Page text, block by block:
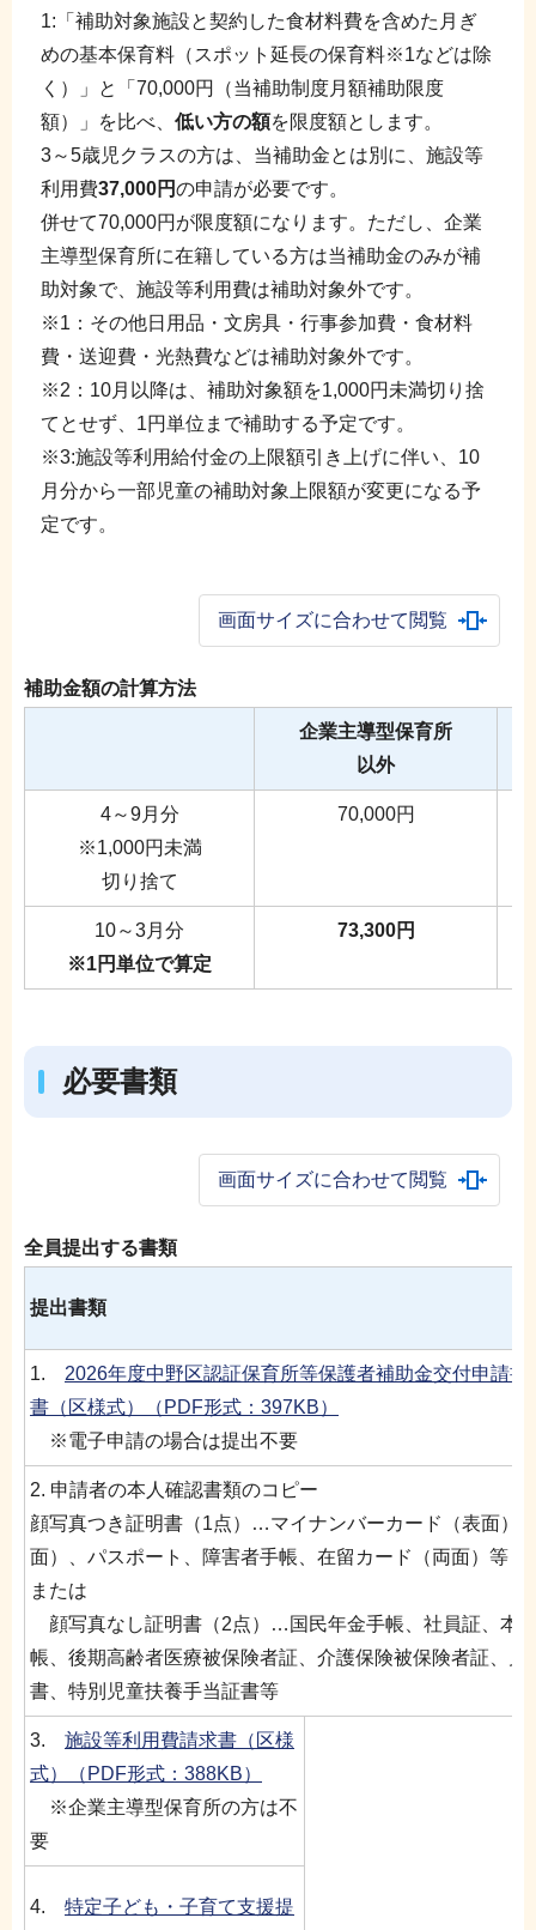
1:「補助対象施設と契約した食材料費を含めた月ぎ
めの基本保育料（スポット延長の保育料※1などは除
く）」と「70,000円（当補助制度月額補助限度
額）」を比べ、 低い方の額を限度額とします。
3～5歳児クラスの方は、当補助金とは別に、施設等
利用費37,000円の申請が必要です。
併せて70,000円が限度額になります。ただし、企業
主導型保育所に在籍している方は当補助金のみが補
助対象で、施設等利用費は補助対象外です。
※1：その他日用品・文房具・行事参加費・食材料
費・送迎費・光熱費などは補助対象外です。
※2：10月以降は、補助対象額を1,000円未満切り捨
てとせず、1円単位まで補助する予定です。
※3:施設等利用給付金の上限額引き上げに伴い、10
月分から一部児童の補助対象上限額が変更になる予
定です。
画面サイズに合わせて閲覧
補助金額の計算方法
企業主導型保育所
以外
4～9月分
※1,000円未満
切り捨て
70,000円
10～3月分
※1円単位で算定
73,300円
必要書類
画面サイズに合わせて閲覧
全員提出する書類
提出書類
1. 2026年度中野区認証保育所等保護者補助金交付申請書
書（区様式）（PDF形式：397KB）
※電子申請の場合は提出不要
2. 申請者の本人確認書類のコピー
顔写真つき証明書（1点）…マイナンバーカード（表面）
面）、パスポート、障害者手帳、在留カード（両面）等
または
顔写真なし証明書（2点）…国民年金手帳、社員証、本
帳、後期高齢者医療被保険者証、介護保険被保険者証、児
書、特別児童扶養手当証書等
3. 施設等利用費請求書（区様
式）（PDF形式：388KB）
※企業主導型保育所の方は不
要
4. 特定子ども・子育て支援提